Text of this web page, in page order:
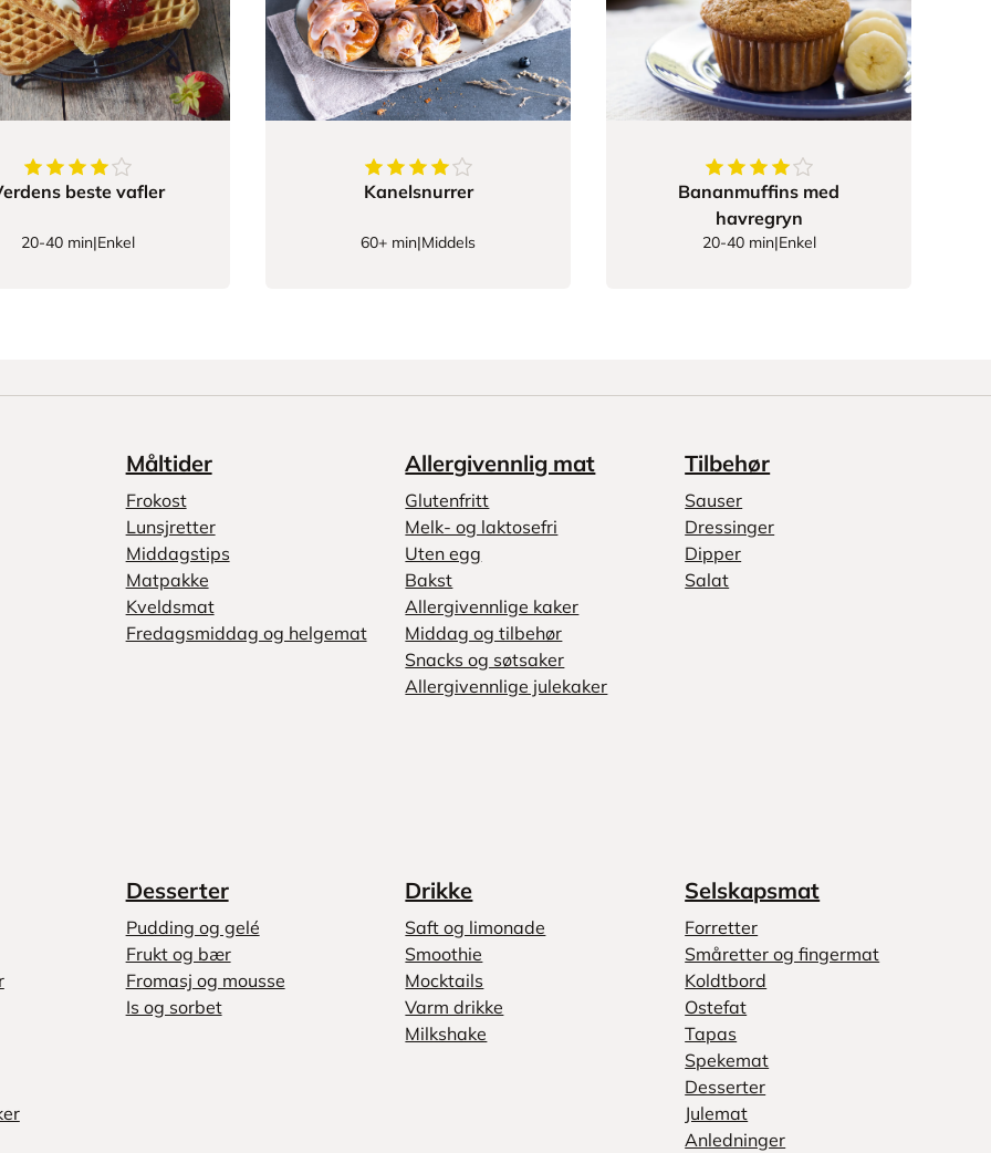
4.142857142857143
beste vafler
20-40 min|Enkel
4.183673469387755
Kanelsnurrer
60+ min|Middels
4.263513513513513
Bananmuffins med
havregryn
20-40 min|Enkel
Måltider
Frokost
Lunsjretter
Middagstips
Matpakke
Kveldsmat
Fredagsmiddag og helgemat
Allergivennlig mat
Glutenfritt
Melk- og laktosefri
Uten egg
Bakst
Allergivennlige kaker
Middag og tilbehør
Snacks og søtsaker
Allergivennlige julekaker
Tilbehør
Sauser
Dressinger
Dipper
Salat
Desserter
Pudding og gelé
Frukt og bær
Fromasj og mousse
Is og sorbet
Drikke
Saft og limonade
Smoothie
Mocktails
Varm drikke
Milkshake
Selskapsmat
Forretter
Småretter og fingermat
Koldtbord
Ostefat
Tapas
Spekemat
Desserter
Julemat
Anledninger